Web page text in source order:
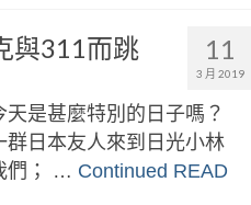
11
3 月 2019
與311而跳
天是甚麼特別的日子嗎？
群日本友人來到日光小林
們； … Continued READ